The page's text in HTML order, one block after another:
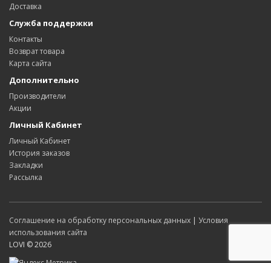
Доставка
Служба поддержки
Контакты
Возврат товара
Карта сайта
Дополнительно
Производители
Акции
Личный Кабинет
Личный Кабинет
История заказов
Закладки
Рассылка
Соглашение на обработку персональных данных | Условия
использования сайта
LOVI © 2026